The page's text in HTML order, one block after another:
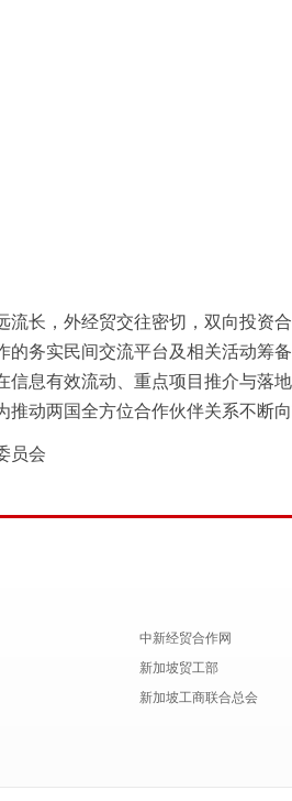
流长，外经贸交往密切，双向投资
的务实民间交流平台及相关活动筹
信息有效流动、重点项目推介与落
动两国全方位合作伙伴关系不断
员会
中新经贸合作网
新加坡贸工部
新加坡工商联合总会